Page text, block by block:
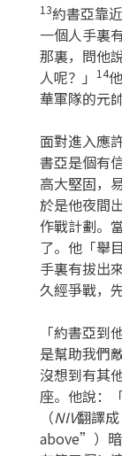
13約書亞靠
一個人手裏
那裏，問他
人呢？」
14
華軍隊的元
面對進入應
書亞是個有
高大堅固，
於是他夜間
作戰計劃。
了。他「舉
手裏有拔出
久經爭戰，
「約書亞到
是幫助我們
沒想到有其
座。他說：
（NIV翻譯
above”）暗